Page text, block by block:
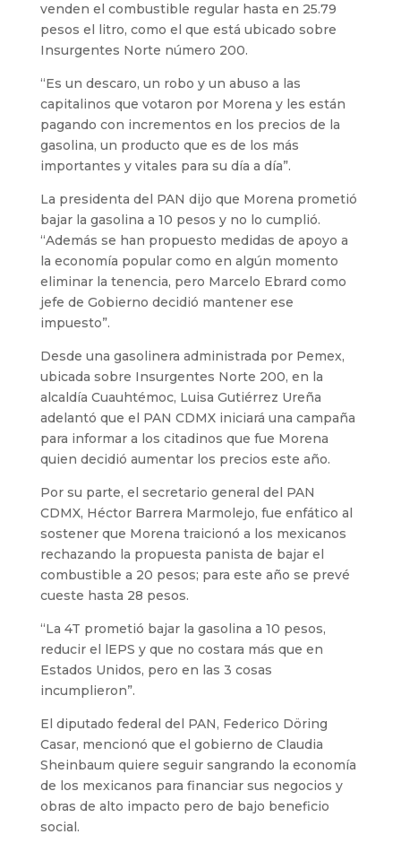
venden el combustible regular hasta en 25.79
pesos el litro, como el que está ubicado sobre
Insurgentes Norte número 200.
“Es un descaro, un robo y un abuso a las
capitalinos que votaron por Morena y les están
pagando con incrementos en los precios de la
gasolina, un producto que es de los más
importantes y vitales para su día a día”.
La presidenta del PAN dijo que Morena prometió
bajar la gasolina a 10 pesos y no lo cumplió.
“Además se han propuesto medidas de apoyo a
la economía popular como en algún momento
eliminar la tenencia, pero Marcelo Ebrard como
jefe de Gobierno decidió mantener ese
impuesto”.
Desde una gasolinera administrada por Pemex,
ubicada sobre Insurgentes Norte 200, en la
alcaldía Cuauhtémoc, Luisa Gutiérrez Ureña
adelantó que el PAN CDMX iniciará una campaña
para informar a los citadinos que fue Morena
quien decidió aumentar los precios este año.
Por su parte, el secretario general del PAN
CDMX, Héctor Barrera Marmolejo, fue enfático al
sostener que Morena traicionó a los mexicanos
rechazando la propuesta panista de bajar el
combustible a 20 pesos; para este año se prevé
cueste hasta 28 pesos.
“La 4T prometió bajar la gasolina a 10 pesos,
reducir el lEPS y que no costara más que en
Estados Unidos, pero en las 3 cosas
incumplieron”.
El diputado federal del PAN, Federico Döring
Casar, mencionó que el gobierno de Claudia
Sheinbaum quiere seguir sangrando la economía
de los mexicanos para financiar sus negocios y
obras de alto impacto pero de bajo beneficio
social.